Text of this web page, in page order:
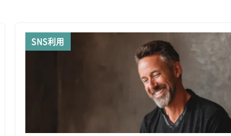
SNS利用